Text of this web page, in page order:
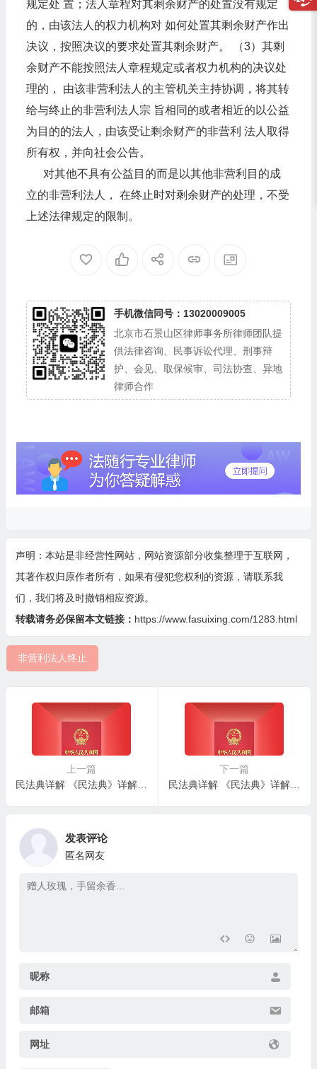
规定处 置；法人章程对其剩余财产的处置没有规定
的，由该法人的权力机构对 如何处置其剩余财产作出
决议，按照决议的要求处置其剩余财产。 （3）其剩
余财产不能按照法人章程规定或者权力机构的决议处
理的， 由该非营利法人的主管机关主持协调，将其转
给与终止的非营利法人宗 旨相同的或者相近的以公益
为目的的法人，由该受让剩余财产的非营利 法人取得
所有权，并向社会公告。
对其他不具有公益目的而是以其他非营利目的成
立的非营利法人， 在终止时对剩余财产的处理，不受
上述法律规定的限制。
手机微信同号：13020009005
北京市石景山区律师事务所律师团队提
供法律咨询、民事诉讼代理、刑事辩
护、会见、取保候审、司法协查、异地
律师合作
声明：本站是非经营性网站，网站资源部分收集整理于互联网，
其著作权归原作者所有，如果有侵犯您权利的资源，请联系我
们，我们将及时撤销相应资源。
转载请务必保留本文链接： https://www.fasuixing.com/1283.html
非营利法人终止
上一篇
民法典详解 《民法典》详解 – 第九十四条：捐助法人的捐助人所享有权利
下一篇
民法典详解 《民法典》详解 – 第九十六条：特别法人概念
发表评论
匿名网友
昵称
邮箱
网址